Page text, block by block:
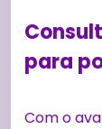
para
Com o